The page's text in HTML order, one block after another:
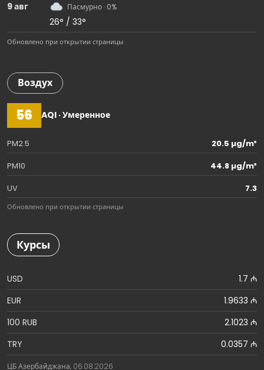
9 авг Пасмурно · 0%
26° / 33°
Обновлено при открытии страницы
Воздух
56 AQI · Умеренное
PM2.5
20.5 µg/m³
PM10
44.8 µg/m³
UV
7.3
Обновлено при открытии страницы
Курсы
USD
1.7 ₼
EUR
1.9633 ₼
100 RUB
2.1023 ₼
TRY
0.0357 ₼
ЦБ Азербайджана, 06.08.2026